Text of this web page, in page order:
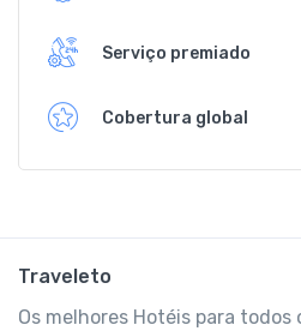
Serviço premiado
Cobertura global
Traveleto
Os melhores Hotéis para todos